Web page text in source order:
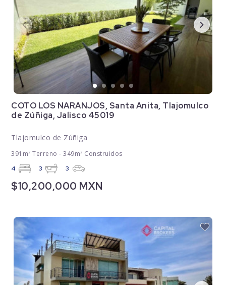
COTO LOS NARANJOS, Santa Anita, Tlajomulco
de Zúñiga, Jalisco 45019
Tlajomulco de Zúñiga
391m² Terreno - 349m² Construidos
4 3 3
$10,200,000 MXN